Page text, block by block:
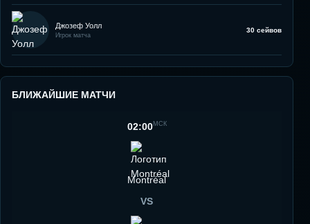
Джозеф Уолл
Игрок матча
30 сейвов
БЛИЖАЙШИЕ МАТЧИ
02:00МСК
Montréal
VS